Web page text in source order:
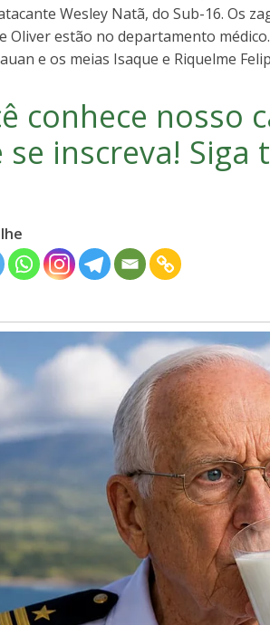
Wesley Natã, do Sub-16. Os
Oliver estão no departamento
e os meias Isaque e Riquelme
conhece nosso
se inscreva! Siga